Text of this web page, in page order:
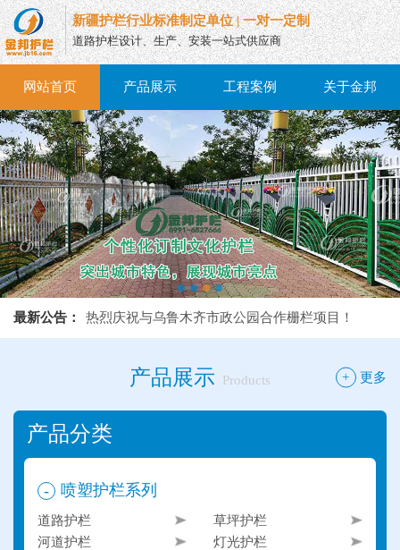
新疆护栏行业标准制定单位 | 一对一定制
道路护栏设计、生产、安装一站式供应商
网站首页 产品展示 工程案例 关于金邦
最新公告：
热烈庆祝与乌鲁木齐市政公园合作栅栏项目！
热烈庆祝与乌鲁木齐市政公园合作栅栏项目！
+
更多
产品展示 Products
产品分类
- 喷塑护栏系列
道路护栏
草坪护栏
河道护栏
灯光护栏